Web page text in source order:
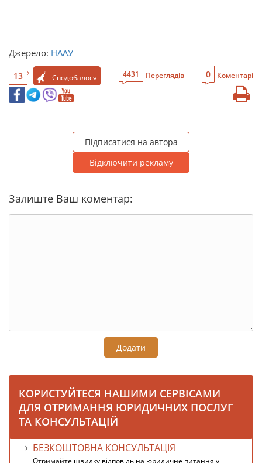
Джерело: НААУ
13 Сподобалося 4431 Переглядів 0 Коментарі
Підписатися на автора
Відключити рекламу
Залиште Ваш коментар:
Додати
КОРИСТУЙТЕСЯ НАШИМИ СЕРВІСАМИ
ДЛЯ ОТРИМАННЯ ЮРИДИЧНИХ ПОСЛУГ
ТА КОНСУЛЬТАЦІЙ
БЕЗКОШТОВНА КОНСУЛЬТАЦІЯ
Отримайте швидку відповідь на юридичне питання у